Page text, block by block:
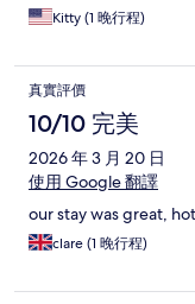
Kitty (1 晚行程)
真實評價
10/10 完美
2026 年 3 月 20 日
使用 Google 翻譯
our stay was great,
clare (1 晚行程)